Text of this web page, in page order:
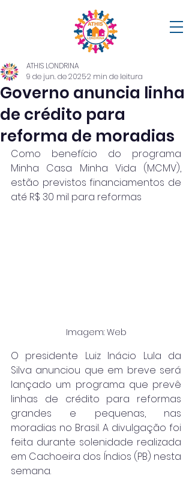
Governo anuncia linha
de crédito para
reforma de moradias
ATHIS LONDRINA
9 de jun. de 20252 min de leitura
Como benefício do programa
Minha Casa Minha Vida (MCMV),
estão previstos financiamentos de
até R$ 30 mil para reformas
Imagem: Web
O presidente Luiz Inácio Lula da
Silva anunciou que em breve será
lançado um programa que prevê
linhas de crédito para reformas
grandes e pequenas, nas
moradias no Brasil. A divulgação foi
feita durante solenidade realizada
em Cachoeira dos Índios (PB) nesta
semana.